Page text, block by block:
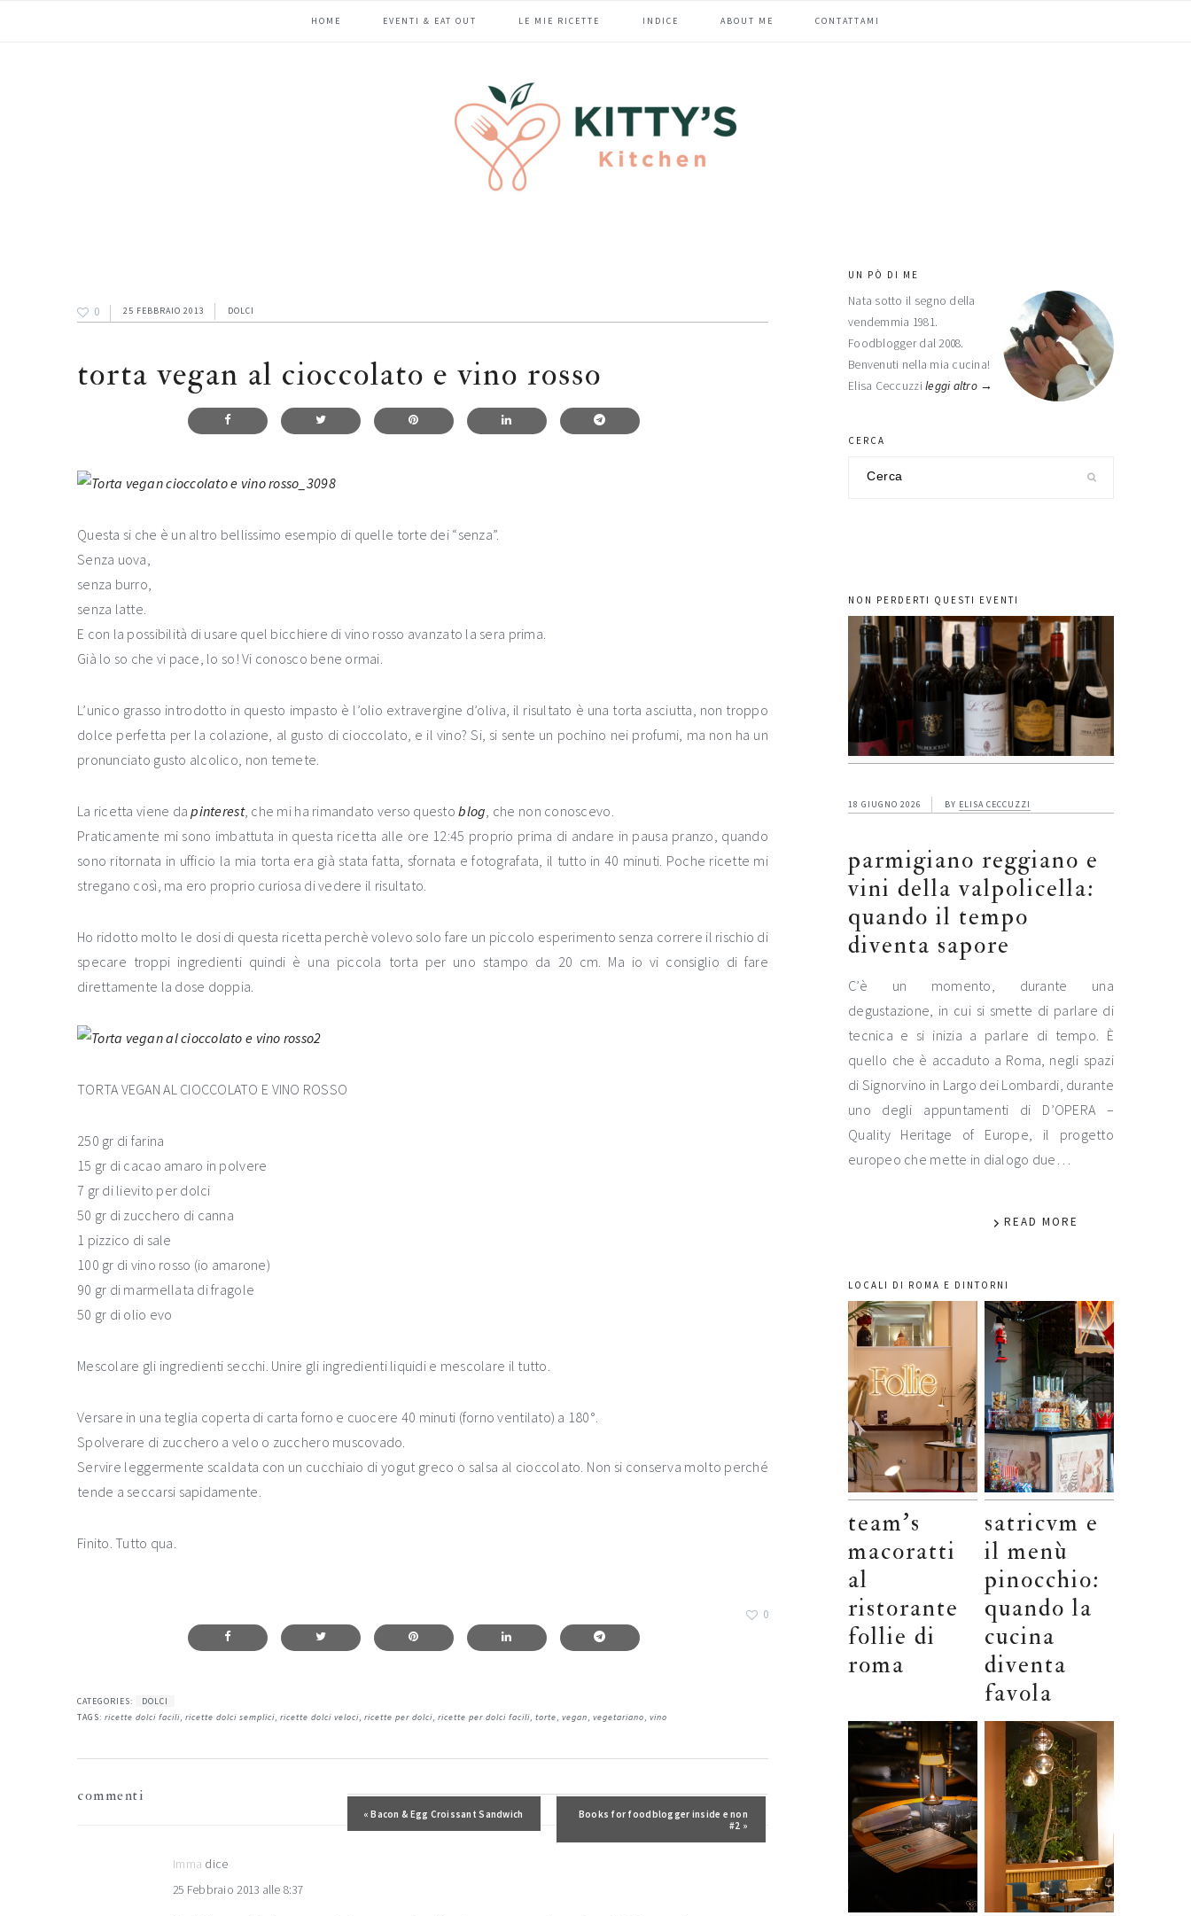
HOME EVENTI & EAT OUT LE MIE RICETTE INDICE ABOUT ME CONTATTAMI
0 25 FEBBRAIO 2013 DOLCI
torta vegan al cioccolato e vino rosso
Questa si che è un altro bellissimo esempio di quelle torte dei “senza”.
Senza uova,
senza burro,
senza latte.
E con la possibilità di usare quel bicchiere di vino rosso avanzato la sera prima.
Già lo so che vi pace, lo so! Vi conosco bene ormai.
L’unico grasso introdotto in questo impasto è l’olio extravergine d’oliva, il risultato è una torta asciutta, non troppo
dolce perfetta per la colazione, al gusto di cioccolato, e il vino? Si, si sente un pochino nei profumi, ma non ha un
pronunciato gusto alcolico, non temete.
La ricetta viene dapinterest, che mi ha rimandato verso questoblog, che non conoscevo.
Praticamente mi sono imbattuta in questa ricetta alle ore 12:45 proprio prima di andare in pausa pranzo, quando
sono ritornata in ufficio la mia torta era già stata fatta, sfornata e fotografata, il tutto in 40 minuti. Poche ricette mi
stregano così, ma ero proprio curiosa di vedere il risultato.
Ho ridotto molto le dosi di questa ricetta perchè volevo solo fare un piccolo esperimento senza correre il rischio di
specare troppi ingredienti quindi è una piccola torta per uno stampo da 20 cm. Ma io vi consiglio di fare
direttamente la dose doppia.
TORTA VEGAN AL CIOCCOLATO E VINO ROSSO
250 gr di farina
15 gr di cacao amaro in polvere
7 gr di lievito per dolci
50 gr di zucchero di canna
1 pizzico di sale
100 gr di vino rosso (io amarone)
90 gr di marmellata di fragole
50 gr di olio evo
Mescolare gli ingredienti secchi. Unire gli ingredienti liquidi e mescolare il tutto.
Versare in una teglia coperta di carta forno e cuocere 40 minuti (forno ventilato) a 180°.
Spolverare di zucchero a velo o zucchero muscovado.
Servire leggermente scaldata con un cucchiaio di yogut greco o salsa al cioccolato. Non si conserva molto perché
tende a seccarsi sapidamente.
Finito. Tutto qua.
0
CATEGORIES:
DOLCI
TAGS: ricette dolci facili, ricette dolci semplici, ricette dolci veloci, ricette per dolci, ricette per dolci facili, torte, vegan, vegetariano, vino
Post precedente:
« Bacon & Egg Croissant Sandwich Post successivo:
Books for foodblogger inside e non
#2 »
del
commenti
Imma dice
25 Febbraio 2013 alle 8:37
barra
laterale
primaria
UN PÒ DI ME
Nata sotto il segno della
vendemmia 1981.
Foodblogger dal 2008.
Benvenuti nella mia cucina!
Elisa Ceccuzzileggi altro →
CERCA
NON PERDERTI QUESTI EVENTI
18 GIUGNO 2026 BY ELISA CECCUZZI
parmigiano reggiano e
vini della valpolicella:
quando il tempo
diventa sapore
C’è un momento, durante una
degustazione, in cui si smette di parlare di
tecnica e si inizia a parlare di tempo. È
quello che è accaduto a Roma, negli spazi
di Signorvino in Largo dei Lombardi, durante
uno degli appuntamenti di D’OPERA –
Quality Heritage of Europe, il progetto
europeo che mette in dialogo due…
READ MORE
LOCALI DI ROMA E DINTORNI
team’s
macoratti
al
ristorante
follie di
roma
satricvm e
il menù
pinocchio:
quando la
cucina
diventa
favola